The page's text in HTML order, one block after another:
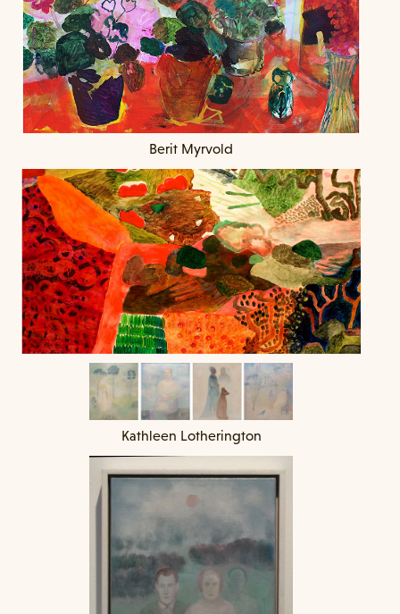
Berit Myrvold
Kathleen Lotherington